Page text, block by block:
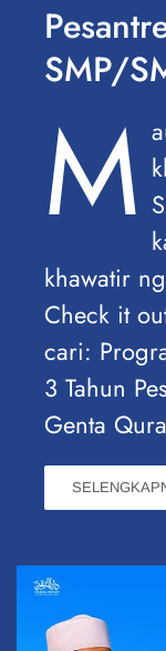
SMP/
M
khawatir
Check it
cari:
3 Tahun
Genta